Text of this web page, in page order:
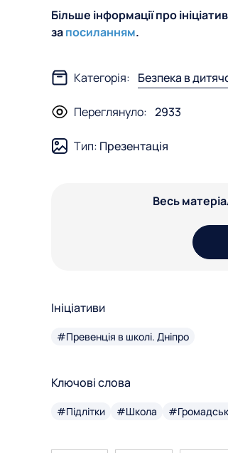
Більше інформації про
запосиланням.
Категорія: Безпека в
Переглянуло: 2933
Тип: Презентація
Весь
Ініціативи
#Превенція в школі. Дніпро
Ключові слова
#Підлітки #Школа